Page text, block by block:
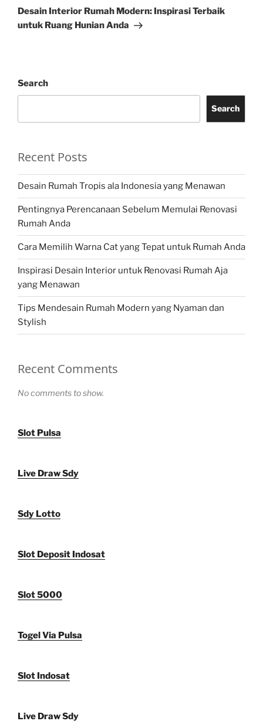
Post
Desain Interior Rumah Modern: Inspirasi Terbaik
untuk Ruang Hunian Anda
Search
Search
Recent Posts
Desain Rumah Tropis ala Indonesia yang Menawan
Pentingnya Perencanaan Sebelum Memulai Renovasi
Rumah Anda
Cara Memilih Warna Cat yang Tepat untuk Rumah Anda
Inspirasi Desain Interior untuk Renovasi Rumah Aja
yang Menawan
Tips Mendesain Rumah Modern yang Nyaman dan
Stylish
Recent Comments
No comments to show.
Slot Pulsa
Live Draw Sdy
Sdy Lotto
Slot Deposit Indosat
Slot 5000
Togel Via Pulsa
Slot Indosat
Live Draw Sdy